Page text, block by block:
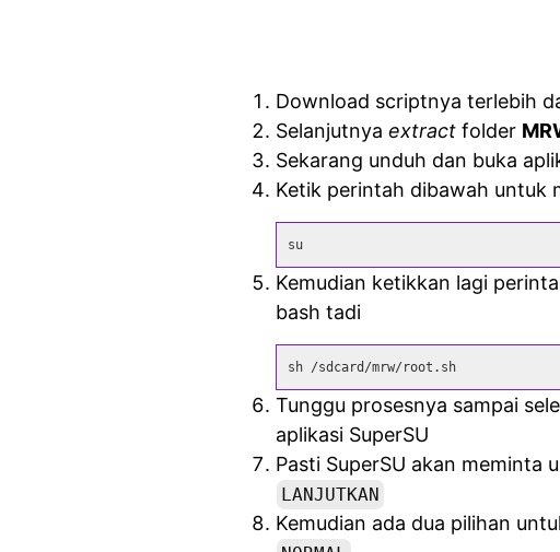
Download scriptnya terlebih
Selanjutnya extract folder
Sekarang unduh dan buka
Ketik perintah dibawah untuk
su
Kemudian ketikkan lagi
bash tadi
sh /sdcard/mrw/root.sh
Tunggu prosesnya sampai
aplikasi SuperSU
Pasti SuperSU akan meminta
LANJUTKAN
Kemudian ada dua pilihan